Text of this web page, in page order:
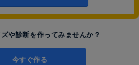
や診断を作ってみませんか？
今すぐ作る